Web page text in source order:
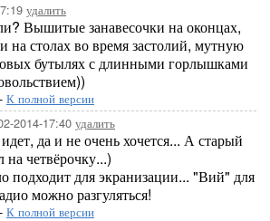
удалить
Вышитые занавесочки на оконцах,
на столах во время застолий, мутную
бутылях с длинными горлышками
- К полной версии
2014-17:40 удалить
да и не очень хочется... А старый
четвёрочку...)
подходит для экранизации... "Вий" для
можно разгуляться!
- К полной версии